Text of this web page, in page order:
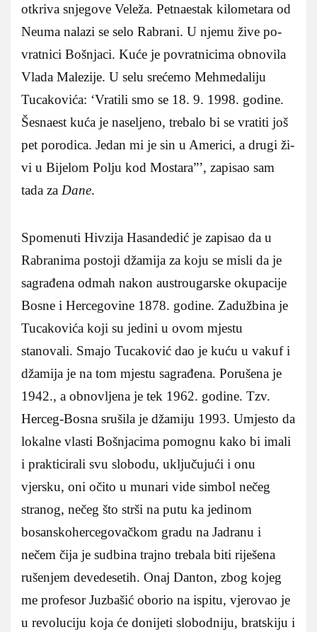
ot­kri­va snje­go­ve Veleža. Pe­tna­es­tak ki­lo­me­ta­ra od
Neuma na­la­zi se se­lo Ra­bra­ni. U nje­mu ži­ve po­
vra­tni­ci Boš­nja­ci. Ku­će je povra­tni­ci­ma obnovi­la
Vla­da Ma­le­zi­je. U se­lu sreće­mo Me­hme­da­li­ju
Tucakovića: ‘Vra­ti­li smo se 18. 9. 1998. go­di­ne.
Še­sna­est ku­ća je na­se­lje­no, treba­lo bi se vra­ti­ti još
pet po­ro­di­ca. Je­dan mi je sin u Americi, a dru­gi ži­
vi u Bi­je­lom Polju kod Mostara”’, zapisao sam
tada za Dane.
Spomenuti Hivzija Hasandedić je zapisao da u
Rabranima postoji džamija za koju se misli da je
sagrađena odmah nakon austrougarske okupacije
Bosne i Hercegovine 1878. godine. Zadužbina je
Tucakovića koji su jedini u ovom mjestu
stanovali. Smajo Tucaković dao je kuću u vakuf i
džamija je na tom mjestu sagrađena. Porušena je
1942., a obnovljena je tek 1962. godine. Tzv.
Herceg-Bosna srušila je džamiju 1993. Umjesto da
lokalne vlasti Bošnjacima pomognu kako bi imali
i prakticirali svu slobodu, uključujući i onu
vjersku, oni očito u munari vide simbol nečeg
stranog, nečeg što strši na putu ka jedinom
bosanskohercegovačkom gradu na Jadranu i
nečem čija je sudbina trajno trebala biti riješena
rušenjem devedesetih. Onaj Danton, zbog kojeg
me profesor Juzbašić oborio na ispitu, vjerovao je
u revoluciju koja će donijeti slobodniju, bratskiju i